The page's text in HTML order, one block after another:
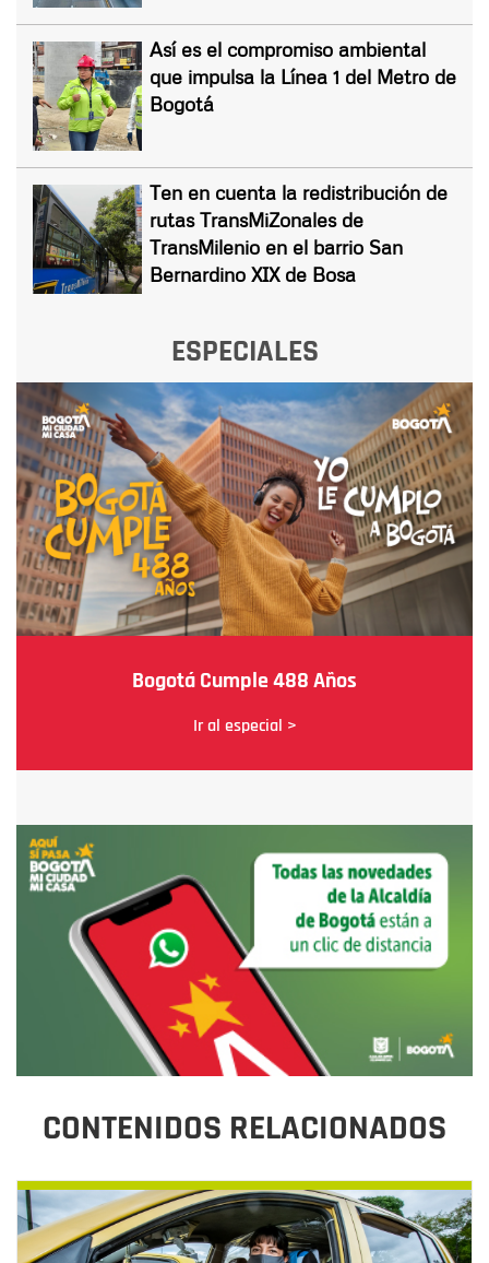
Así es el compromiso ambiental
que impulsa la Línea 1 del Metro de
Bogotá
Ten en cuenta la redistribución de
rutas TransMiZonales de
TransMilenio en el barrio San
Bernardino XIX de Bosa
ESPECIALES
Bogotá Cumple 488 Años
Ir al especial >
CONTENIDOS RELACIONADOS